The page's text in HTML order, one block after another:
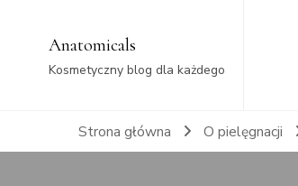
Anatomicals
Kosmetyczny blog dla każdego
Strona główna O pielęgnacji